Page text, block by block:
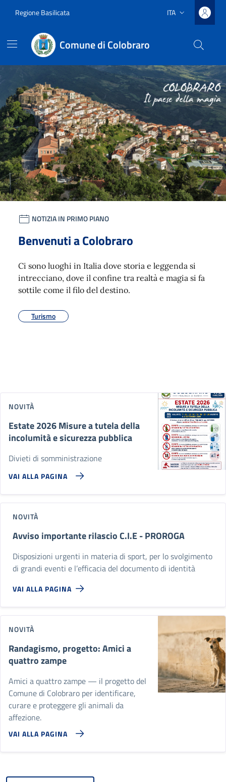
Regione Basilicata Lingua attiva:
ITA
Comune di Colobraro
Comune di Colobraro
Contenuti in evidenza
Novità in evidenza
NOTIZIA IN PRIMO PIANO
Benvenuti a Colobraro
Ci sono luoghi in Italia dove storia e leggenda si
intrecciano, dove il confine tra realtà e magia si fa
sottile come il filo del destino.
Turismo
NOVITÀ
Estate 2026 Misure a tutela della
incolumità e sicurezza pubblica
Divieti di somministrazione
VAI ALLA PAGINA
NOVITÀ
Avviso importante rilascio C.I.E - PROROGA
Disposizioni urgenti in materia di sport, per lo svolgimento
di grandi eventi e l’efficacia del documento di identità
VAI ALLA PAGINA
NOVITÀ
Randagismo, progetto: Amici a
quattro zampe
Amici a quattro zampe — il progetto del
Comune di Colobraro per identificare,
curare e proteggere gli animali da
affezione.
VAI ALLA PAGINA